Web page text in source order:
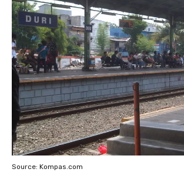
Source: Kompas.com